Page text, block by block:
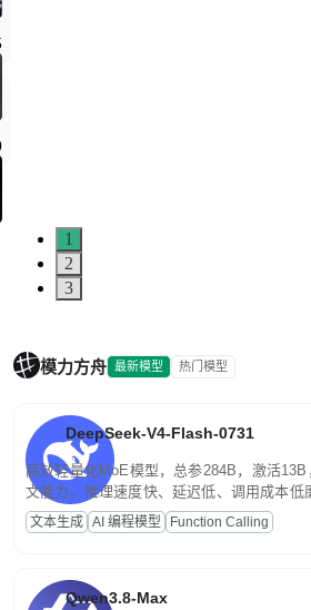
1
2
3
模力方舟 最新模型 热门模型
DeepSeek-V4-Flash-0731
高效轻量化MoE模型，总参284B，激活
文能力。推理速度快、延迟低、调用成本低
高并发、轻量化任务，适合日常对话、内容
文案处理等普惠刚需场景。
文本生成 AI 编程模型 Function Calling
Qwen3.8-Max